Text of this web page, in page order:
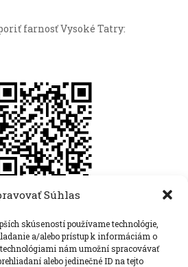
Súhlas
skúseností používame technológie,
a/alebo prístup k informáciám o
nám umožní spracovávať
alebo jedinečné ID na tejto
farnosť Vysoké Tatry:
cirkev, farnosť Vysoké Tatry
Smokovec 113
Starý Smokovec